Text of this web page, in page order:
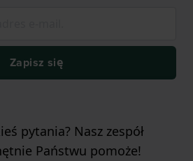
Zapisz się
pytania? Nasz zespół
Państwu pomoże!